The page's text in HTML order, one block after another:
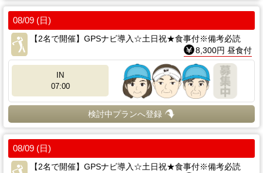
08/09 (日)
【2名で開催】GPSナビ導入☆土日祝★食事付※備考必読
8,300円 昼食付
IN
07:00
検討中プランへ登録
08/09 (日)
【2名で開催】GPSナビ導入☆土日祝★食事付※備考必読